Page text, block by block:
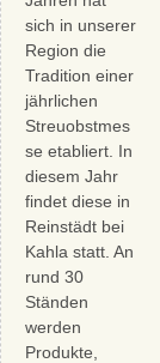
sich in unserer
Region die
Tradition einer
jährlichen
Streuobstmes
se etabliert. In
diesem Jahr
findet diese in
Reinstädt bei
Kahla statt. An
rund 30
Ständen
werden
Produkte,